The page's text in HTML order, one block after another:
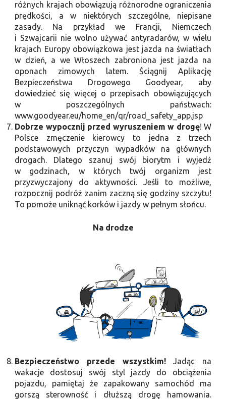
różnych krajach obowiązują różnorodne ograniczenia
prędkości, a w niektórych szczególne, niepisane
zasady. Na przykład we Francji, Niemczech
i Szwajcarii nie wolno używać antyradarów, w wielu
krajach Europy obowiązkowa jest jazda na światłach
w dzień, a we Włoszech zabroniona jest jazda na
oponach zimowych latem. Ściągnij Aplikację
Bezpieczeństwa Drogowego Goodyear, aby
dowiedzieć się więcej o przepisach obowiązujących
w poszczególnych państwach:
www.goodyear.eu/home_en/qr/road_safety_app.jsp
Dobrze wypocznij przed wyruszeniem w drogę! W
Polsce zmęczenie kierowcy to jedna z trzech
podstawowych przyczyn wypadków na głównych
drogach. Dlatego szanuj swój biorytm i wyjedź
w godzinach, w których twój organizm jest
przyzwyczajony do aktywności. Jeśli to możliwe,
rozpocznij podróż zanim zaczną się godziny szczytu!
To pomoże uniknąć korków i jazdy w pełnym słońcu.
Na drodze
Bezpieczeństwo przede wszystkim!Jadąc na
wakacje dostosuj swój styl jazdy do obciążenia
pojazdu, pamiętaj że zapakowany samochód ma
gorszą sterowność i dłuższą drogę hamowania.